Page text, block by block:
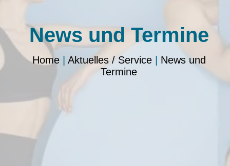
News und Termine
Home| Aktuelles / Service| News und
Termine